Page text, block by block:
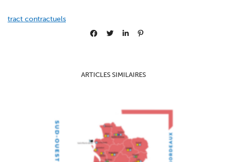
tract contractuels
ARTICLES SIMILAIRES